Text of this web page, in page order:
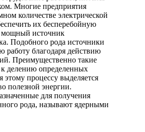
Многие предприятия
количестве электрической
их бесперебойную
мощный источник
Подобного рода источники
работу благодаря действию
Преимущественно такие
делению определенных
этому процессу выделяется
полезной энергии.
для получения
рода, называют ядерными